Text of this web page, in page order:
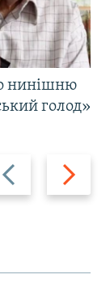
Вперед
нинішню
голод»